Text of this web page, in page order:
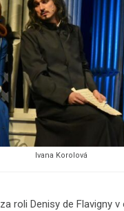
Ivana Korolová
za roli Denisy de Flavigny v